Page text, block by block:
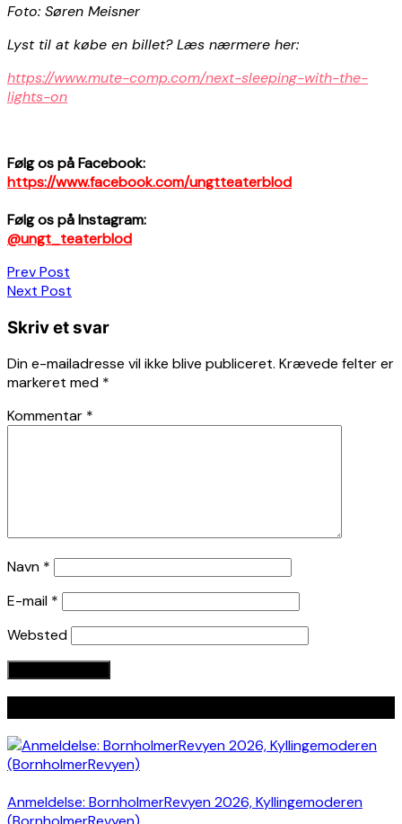
Foto: Søren Meisner
Lyst til at købe en billet? Læs nærmere her:
https://www.mute-comp.com/next-sleeping-with-the-
lights-on
Følg os på Facebook:
https://www.facebook.com/ungtteaterblod
Følg os på Instagram:
@ungt_teaterblod
Indlægsnavigation
Prev Post
Next Post
Skriv et svar
Din e-mailadresse vil ikke blive publiceret. Krævede felter er
markeret med *
Kommentar *
Navn *
E-mail *
Websted
Anmeldelse: BornholmerRevyen 2026, Kyllingemoderen